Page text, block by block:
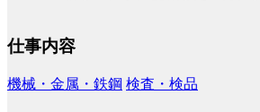
仕事内容
機械・金属・鉄鋼 検査・検品